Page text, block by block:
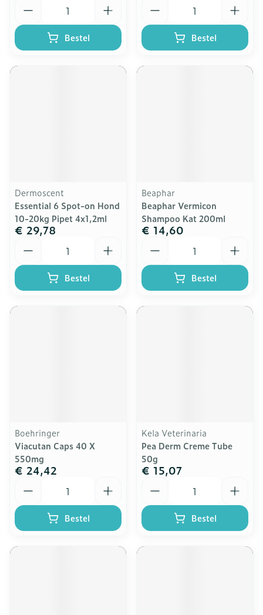
Bestel Bestel
Dermoscent
Essential 6 Spot-on Hond
10-20kg Pipet 4x1,2ml
€ 29,78
Bestel
Beaphar
Beaphar Vermicon
Shampoo Kat 200ml
€ 14,60
Bestel
Boehringer
Viacutan Caps 40 X
550mg
€ 24,42
Bestel
Kela Veterinaria
Pea Derm Creme Tube
50g
€ 15,07
Bestel